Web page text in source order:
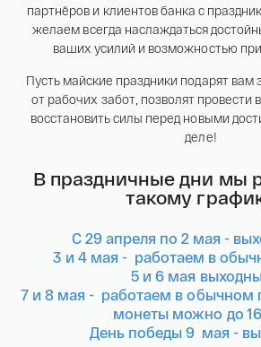
партнёров и клиентов банка с
желаем всегда наслаждаться
ваших усилий и возможностью
Пусть майские праздники подарят
от рабочих забот, позволят провести
восстановить силы перед новыми
деле!
В праздничные дни мы
такому
С 29 апреля по 2 мая -
3 и 4 мая - работаем в
5 и 6 мая
7 и 8 мая - работаем в обычном
монеты можно до
День победы 9 мая -
Российская
Георгий Победоносец золото
142 000 ₽
Телефон*
Я ознакомлен(а) с Правилами
онлайн заявки
и даю свое
обработку персональных данных